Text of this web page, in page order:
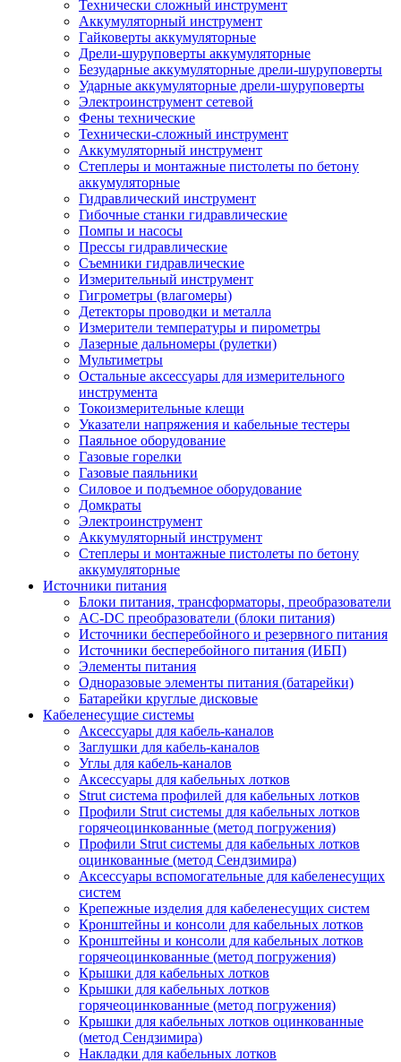
Технически сложный инструмент
Аккумуляторный инструмент
Гайковерты аккумуляторные
Дрели-шуруповерты аккумуляторные
Безударные аккумуляторные дрели-шуруповерты
Ударные аккумуляторные дрели-шуруповерты
Электроинструмент сетевой
Фены технические
Технически-сложный инструмент
Аккумуляторный инструмент
Степлеры и монтажные пистолеты по бетону
аккумуляторные
Гидравлический инструмент
Гибочные станки гидравлические
Помпы и насосы
Прессы гидравлические
Съемники гидравлические
Измерительный инструмент
Гигрометры (влагомеры)
Детекторы проводки и металла
Измерители температуры и пирометры
Лазерные дальномеры (рулетки)
Мультиметры
Остальные аксессуары для измерительного
инструмента
Токоизмерительные клещи
Указатели напряжения и кабельные тестеры
Паяльное оборудование
Газовые горелки
Газовые паяльники
Силовое и подъемное оборудование
Домкраты
Электроинструмент
Аккумуляторный инструмент
Степлеры и монтажные пистолеты по бетону
аккумуляторные
Источники питания
Блоки питания, трансформаторы, преобразователи
AC-DC преобразователи (блоки питания)
Источники бесперебойного и резервного питания
Источники бесперебойного питания (ИБП)
Элементы питания
Одноразовые элементы питания (батарейки)
Батарейки круглые дисковые
Кабеленесущие системы
Аксессуары для кабель-каналов
Заглушки для кабель-каналов
Углы для кабель-каналов
Аксессуары для кабельных лотков
Strut система профилей для кабельных лотков
Профили Strut системы для кабельных лотков
горячеоцинкованные (метод погружения)
Профили Strut системы для кабельных лотков
оцинкованные (метод Сендзимира)
Аксессуары вспомогательные для кабеленесущих
систем
Крепежные изделия для кабеленесущих систем
Кронштейны и консоли для кабельных лотков
Кронштейны и консоли для кабельных лотков
горячеоцинкованные (метод погружения)
Крышки для кабельных лотков
Крышки для кабельных лотков
горячеоцинкованные (метод погружения)
Крышки для кабельных лотков оцинкованные
(метод Сендзимира)
Накладки для кабельных лотков